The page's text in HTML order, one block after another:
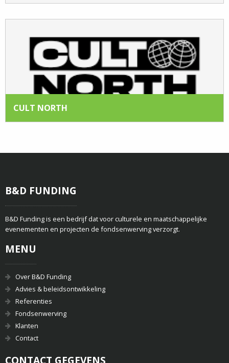
CULT NORTH
B&D FUNDING
B&D Funding is een bedrijf dat voor culturele en maatschappelijke
evenementen en projecten de fondsenwerving verzorgt.
MENU
Over B&D Funding
Advies & beleidsontwikkeling
Referenties
Fondsenwerving
Klanten
Contact
CONTACT GEGEVENS